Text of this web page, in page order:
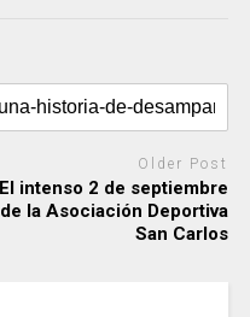
Older Post
El intenso 2 de septiembre
de la Asociación Deportiva
San Carlos